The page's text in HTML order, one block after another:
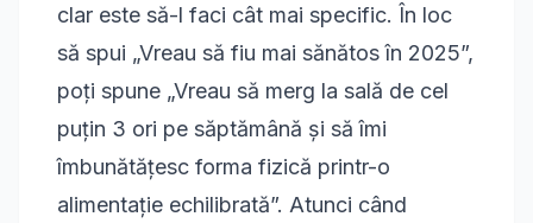
clar este să-l faci cât mai specific. În loc
să spui „Vreau să fiu mai sănătos în 2025”,
poți spune „Vreau să merg la sală de cel
puțin 3 ori pe săptămână și să îmi
îmbunătățesc forma fizică printr-o
alimentație echilibrată”. Atunci când